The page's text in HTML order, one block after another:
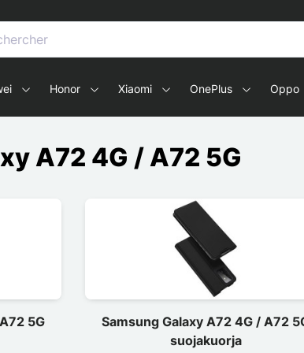
ja tableteille
Honor Xiaomi OnePlus Oppo
A72 4G / A72 5G
5G
Samsung Galaxy A72 4G / A72
suojakuorja